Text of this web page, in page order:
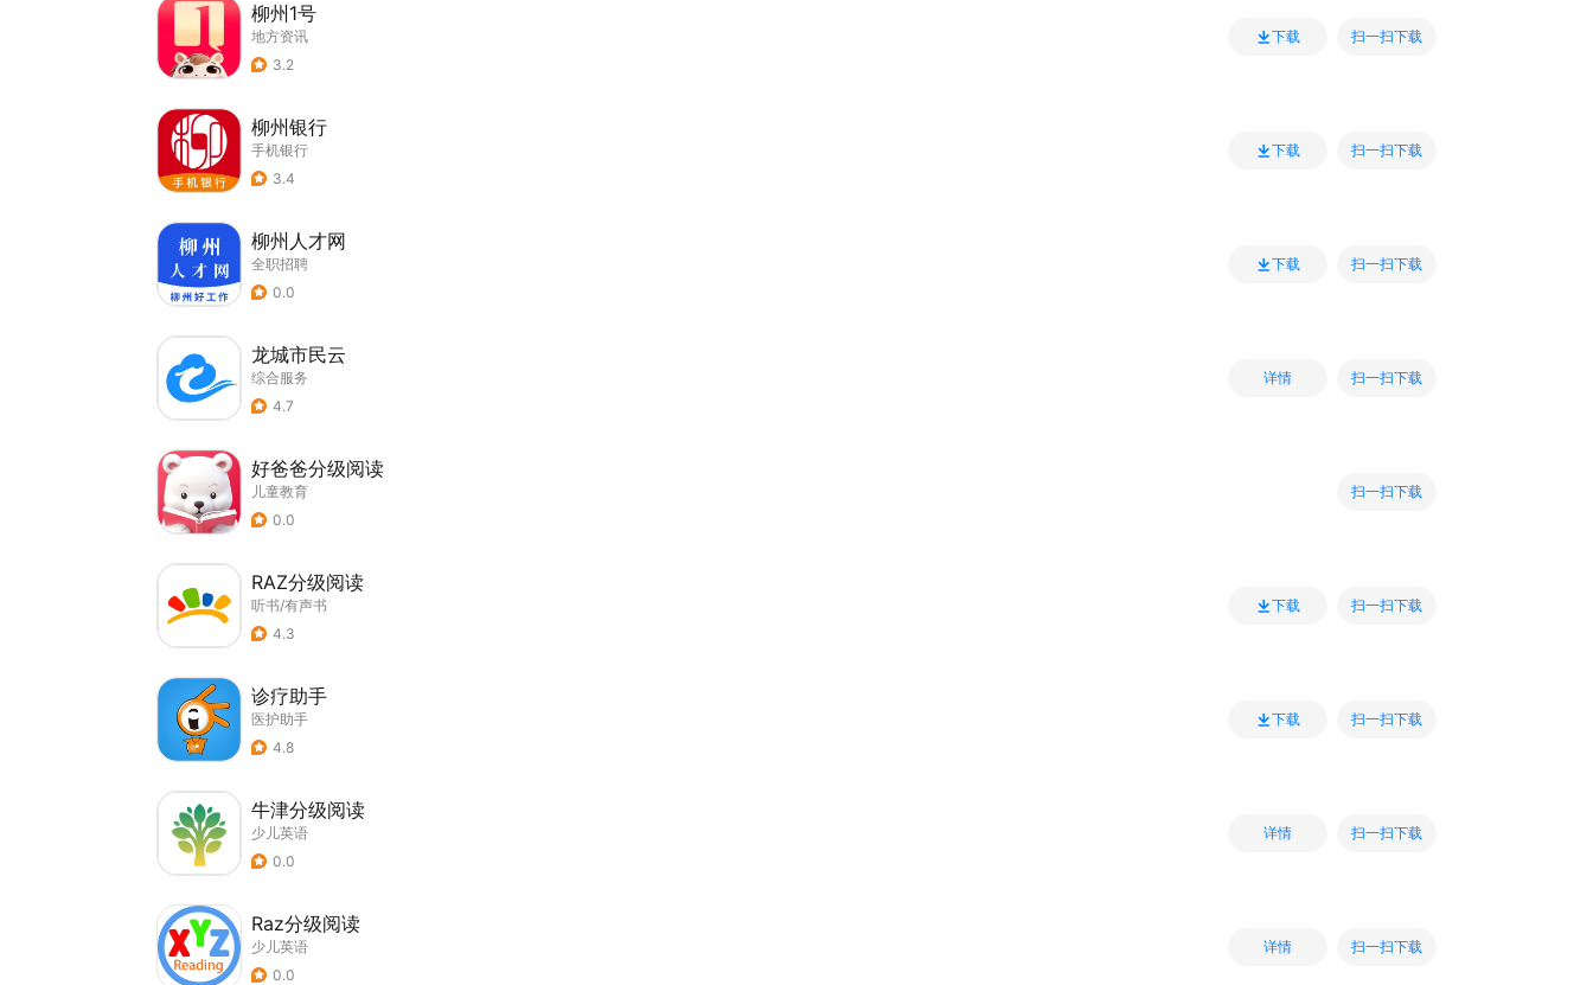
柳州1号
地方资讯
3.2
下载 扫一扫下载
柳州银行
手机银行
3.4
下载 扫一扫下载
柳州人才网
全职招聘
0.0
下载 扫一扫下载
龙城市民云
综合服务
4.7
详情 扫一扫下载
好爸爸分级阅读
儿童教育
0.0
扫一扫下载
RAZ分级阅读
听书/有声书
4.3
下载 扫一扫下载
诊疗助手
医护助手
4.8
下载 扫一扫下载
牛津分级阅读
少儿英语
0.0
详情 扫一扫下载
Raz分级阅读
少儿英语
0.0
详情 扫一扫下载